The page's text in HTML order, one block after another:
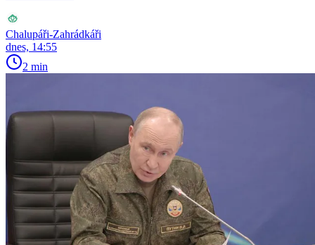
Chalupáři-Zahrádkáři
dnes, 14:55
2 min